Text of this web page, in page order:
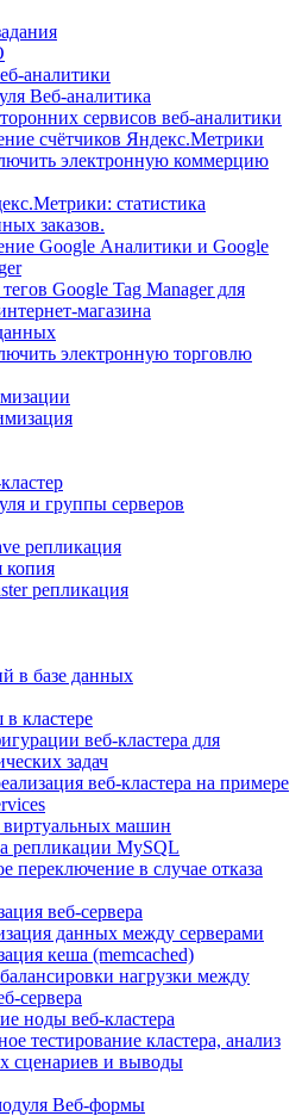
аналитики
Веб-аналитика
сервисов веб-аналитики
счётчиков Яндекс.Метрики
электронную коммерцию
статистика
заказов.
Google Аналитики и Google
Google Tag Manager для
магазина
электронную торговлю
и группы серверов
репликация
копия
репликация
в базе данных
кластере
веб-кластера для
задач
веб-кластера на примере
виртуальных машин
репликации MySQL
переключение в случае отказа
веб-сервера
данных между серверами
кеша (memcached)
нагрузки между
сервера
ноды веб-кластера
тестирование кластера, анализ
сценариев и выводы
Веб-формы